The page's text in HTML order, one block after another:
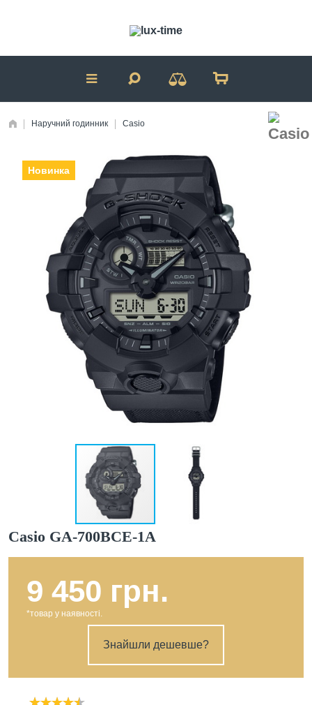
Наручний годинник Casio
Новинка
Casio GA-700BCE-1A
9 450 грн.
*товар у наявності.
Знайшли дешевше?